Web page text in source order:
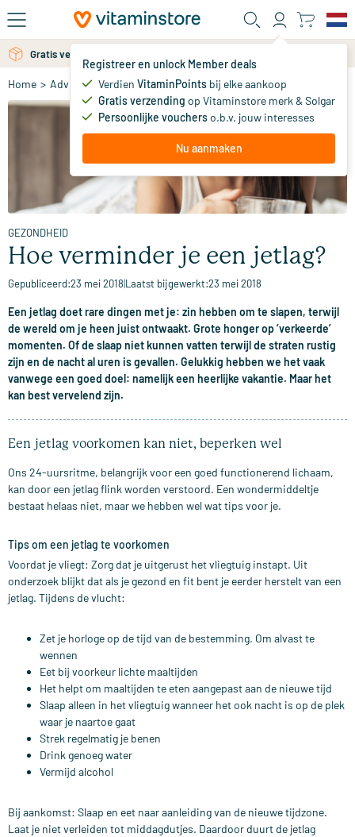
Ga naar de hoofdinhoud
Registreer en unlock Member deals
Verdien VitaminPoints bij elke aankoop
Gratis verzending op Vitaminstore merk & Solgar
Persoonlijke voucherso.b.v. jouw interesses
Nu aanmaken
Gratis verzending vanaf 25 euro
Gratis persoonlijk advies via chat of email
Home > Advies > Gezondheid > Hoe verminder je een jetlag?
GEZONDHEID
Hoe verminder je een jetlag?
Gepubliceerd:23 mei 2018|Laatst bijgewerkt:23 mei 2018
Een jetlag doet rare dingen met je: zin hebben om te slapen, terwijl
de wereld om je heen juist ontwaakt. Grote honger op ‘verkeerde’
momenten. Of de slaap niet kunnen vatten terwijl de straten rustig
zijn en de nacht al uren is gevallen. Gelukkig hebben we het vaak
vanwege een goed doel: namelijk een heerlijke vakantie. Maar het
kan best vervelend zijn.
Een jetlag voorkomen kan niet, beperken wel
Ons 24-uursritme, belangrijk voor een goed functionerend lichaam,
kan door een jetlag flink worden verstoord. Een wondermiddeltje
bestaat helaas niet, maar we hebben wel wat tips voor je.
Tips om een jetlag te voorkomen
Voordat je vliegt: Zorg dat je uitgerust het vliegtuig instapt. Uit
onderzoek blijkt dat als je gezond en fit bent je eerder herstelt van een
jetlag. Tijdens de vlucht:
Zet je horloge op de tijd van de bestemming. Om alvast te
wennen
Eet bij voorkeur lichte maaltijden
Het helpt om maaltijden te eten aangepast aan de nieuwe tijd
Slaap alleen in het vliegtuig wanneer het ook nacht is op de plek
waar je naartoe gaat
Strek regelmatig je benen
Drink genoeg water
Vermijd alcohol
Bij aankomst: Slaap en eet naar aanleiding van de nieuwe tijdzone.
Laat je niet verleiden tot middagdutjes. Daardoor duurt de jetlag